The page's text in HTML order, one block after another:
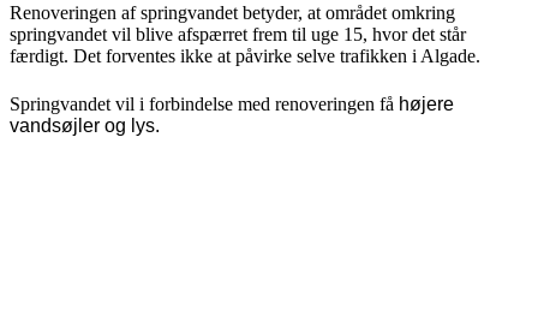
Renoveringen af springvandet betyder, at området omkring
springvandet vil blive afspærret frem til uge 15, hvor det står
færdigt. Det forventes ikke at påvirke selve trafikken i Algade.
Springvandet vil i forbindelse med renoveringen få højere
vandsøjler og lys.